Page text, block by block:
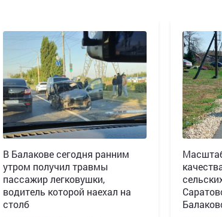
В Балакове сегодня ранним
утром получил травмы
пассажир легковушки,
водитель которой наехал на
столб